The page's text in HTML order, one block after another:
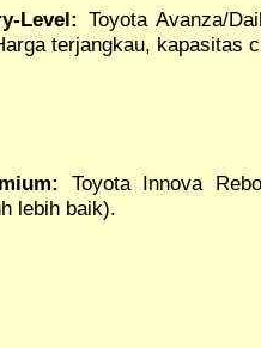
Level: Toyota Avanza/
terjangkau, kapasitas
Toyota Innova
lebih baik).